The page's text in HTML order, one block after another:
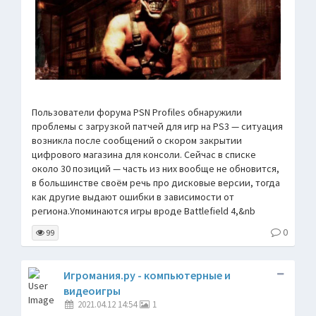
Пользователи форума PSN Profiles обнаружили
проблемы с загрузкой патчей для игр на PS3 — ситуация
возникла после сообщений о скором закрытии
цифрового магазина для консоли. Сейчас в списке
около 30 позиций — часть из них вообще не обновится,
в большинстве своём речь про дисковые версии, тогда
как другие выдают ошибки в зависимости от
региона.Упоминаются игры вроде Battlefield 4,&nb
99 0
Игромания.ру - компьютерные и
видеоигры
2021.04.12 14:54 1